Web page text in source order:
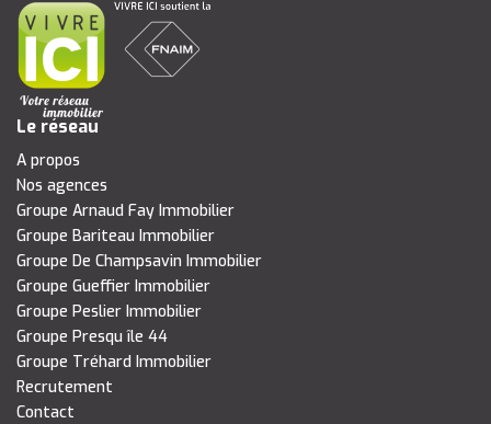
Le réseau
A propos
Nos agences
Groupe Arnaud Fay Immobilier
Groupe Bariteau Immobilier
Groupe De Champsavin Immobilier
Groupe Gueffier Immobilier
Groupe Peslier Immobilier
Groupe Presqu île 44
Groupe Tréhard Immobilier
Recrutement
Contact